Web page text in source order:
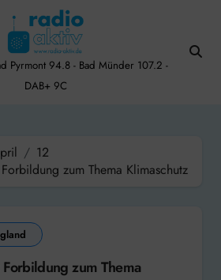
Pyrmont 94.8 - Bad Münder 107.2 -
DAB+ 9C
12
zum Thema Klimaschutz
zum Thema